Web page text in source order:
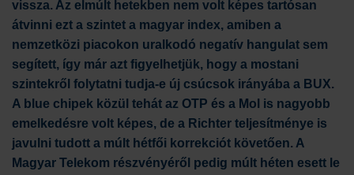
vissza. Az elmúlt hetekben nem volt képes tartósan
átvinni ezt a szintet a magyar index, amiben a
nemzetközi piacokon uralkodó negatív hangulat sem
segített, így már azt figyelhetjük, hogy a mostani
szintekről folytatni tudja-e új csúcsok irányába a BUX.
A blue chipek közül tehát az OTP és a Mol is nagyobb
emelkedésre volt képes, de a Richter teljesítménye is
javulni tudott a múlt hétfői korrekciót követően. A
Magyar Telekom részvényéről pedig múlt héten esett le